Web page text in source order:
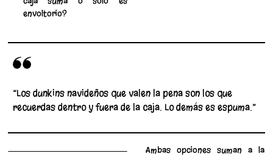
envoltorio?
“Los dunkins navideños que valen la pena son los que
recuerdas dentro y fuera de la caja. Lo demás es espuma.”
Ambas opciones suman a la